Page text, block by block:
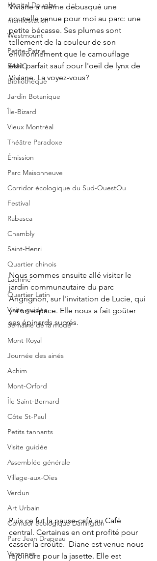
Hôpital Douglas
manifestation
Westmount
Petite-Patrie
BANQ
Bibliothèque
Jardin Botanique
Île-Bizard
Vieux Montréal
Théâtre Paradoxe
Émission
Parc Maisonneuve
Corridor écologique du Sud-OuestOu
Festival
Rabasca
Chambly
Saint-Henri
Quartier chinois
Lachine
Quartier Latin
Visite guidée
Semaine de la mode
Mont-Royal
Journée des ainés
Achim
Mont-Orford
Île Saint-Bernard
Côte St-Paul
Petits tannants
Visite guidée
Assemblée générale
Village-aux-Oies
Verdun
Art Urbain
Corridor écologique Darlington
Parc Jean Drapeau
Varennes
Viviane a même débusqué une
nouvelle venue pour moi au parc: une
petite bécasse. Ses plumes sont
tellement de la couleur de son
environnement que le camouflage
était parfait sauf pour l'oeil de lynx de
Viviane. La voyez-vous?
Nous sommes ensuite allé visiter le
jardin communautaire du parc
Angrignon, sur l'invitation de Lucie, qui
y a un espace. Elle nous a fait goûter
ses épinards sucrés.
Puis ce fut la pause-café au Café
central. Certaines en ont profité pour
casser la croûte.  Diane est venue nous
rejoindre pour la jasette. Elle est